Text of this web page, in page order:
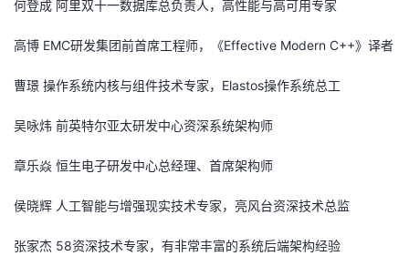
何登成 阿里双十一数据库总负责人，高性能与高可用专家
高博 EMC研发集团前首席工程师，《Effective Modern C++》译者
曹璟 操作系统内核与组件技术专家，Elastos操作系统总工
吴咏炜 前英特尔亚太研发中心资深系统架构师
章乐焱 恒生电子研发中心总经理、首席架构师
侯晓辉 人工智能与增强现实技术专家，亮风台资深技术总监
张家杰 58资深技术专家，有非常丰富的系统后端架构经验